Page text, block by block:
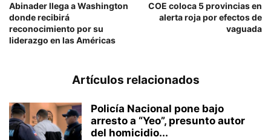
Abinader llega a Washington
donde recibirá
reconocimiento por su
liderazgo en las Américas
COE coloca 5 provincias en
alerta roja por efectos de
vaguada
Artículos relacionados
Policía Nacional pone bajo
arresto a “Yeo”, presunto autor
del homicidio...